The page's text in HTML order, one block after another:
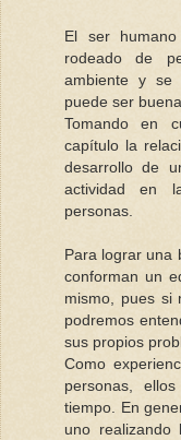
El ser
rodeado de
ambiente y se
puede ser
Tomando en
capítulo la
desarrollo de
actividad en
personas.
Para lograr una
conforman un
mismo, pues si
podremos
sus propios
Como
personas,
tiempo. En
uno realizando